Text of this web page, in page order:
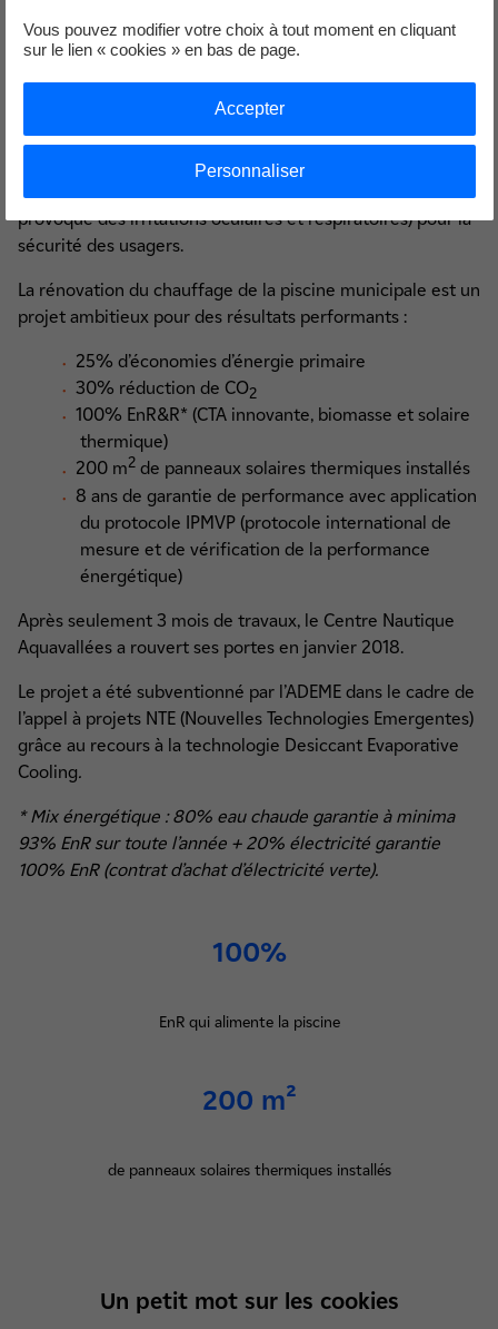
Afin d’améliorer le confort des usagers, une solution de
traitement d’air a été mise en place permettant de
renouveler l’air en continu.
Une solution à double enjeux puisqu’elle permet
également de limiter les risques de présence de
trichloramine (polluant issu de l’évaporation du chlore qui
provoque des irritations oculaires et respiratoires) pour la
sécurité des usagers.
La rénovation du chauffage de la piscine municipale est un
projet ambitieux pour des résultats performants :
25% d’économies d’énergie primaire
30% réduction de CO2
100% EnR&R* (CTA innovante, biomasse et solaire
thermique)
200 m2 de panneaux solaires thermiques installés
8 ans de garantie de performance avec application
du protocole IPMVP (protocole international de
mesure et de vérification de la performance
énergétique)
Après seulement 3 mois de travaux, le Centre Nautique
Aquavallées a rouvert ses portes en janvier 2018.
Le projet a été subventionné par l’ADEME dans le cadre de
l’appel à projets NTE (Nouvelles Technologies Emergentes)
grâce au recours à la technologie Desiccant Evaporative
Cooling.
* Mix énergétique : 80% eau chaude garantie à minima
93% EnR sur toute l’année + 20% électricité garantie
100% EnR (contrat d’achat d’électricité verte).
100%
EnR qui alimente la piscine
200 m²
de panneaux solaires thermiques installés
Un petit mot sur les cookies
Vous pouvez modifier votre choix à tout moment en cliquant
sur le lien « cookies » en bas de page.
Personnaliser
Accepter